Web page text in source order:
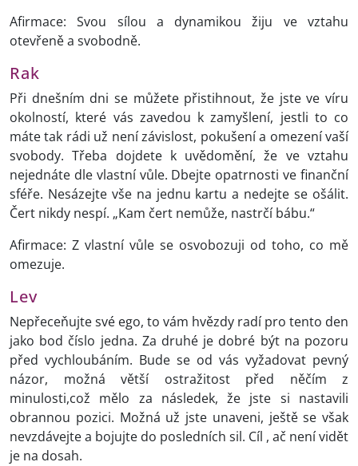
Afirmace: Svou sílou a dynamikou žiju ve vztahu
otevřeně a svobodně.
Rak
Při dnešním dni se můžete přistihnout, že jste ve víru
okolností, které vás zavedou k zamyšlení, jestli to co
máte tak rádi už není závislost, pokušení a omezení vaší
svobody. Třeba dojdete k uvědomění, že ve vztahu
nejednáte dle vlastní vůle. Dbejte opatrnosti ve finanční
sféře. Nesázejte vše na jednu kartu a nedejte se ošálit.
Čert nikdy nespí. „Kam čert nemůže, nastrčí bábu.“
Afirmace: Z vlastní vůle se osvobozuji od toho, co mě
omezuje.
Lev
Nepřeceňujte své ego, to vám hvězdy radí pro tento den
jako bod číslo jedna. Za druhé je dobré být na pozoru
před vychloubáním. Bude se od vás vyžadovat pevný
názor, možná větší ostražitost před něčím z
minulosti,což mělo za následek, že jste si nastavili
obrannou pozici. Možná už jste unaveni, ještě se však
nevzdávejte a bojujte do posledních sil. Cíl , ač není vidět
je na dosah.